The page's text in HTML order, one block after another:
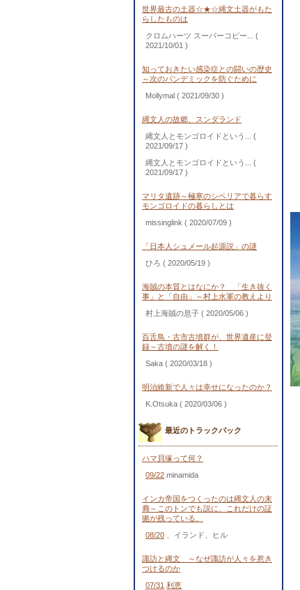
世界最古の土器☆★☆縄文土器がもた
らしたものは
クロムハーツ スーパーコピー... (
2021/10/01 )
知っておきたい感染症との闘いの歴史
～次のパンデミックを防ぐために
Mollymal ( 2021/09/30 )
縄文人の故郷、スンダランド
縄文人とモンゴロイドという... (
2021/09/17 )
縄文人とモンゴロイドという... (
2021/09/17 )
マリタ遺跡～極寒のシベリアで暮らす
モンゴロイドの暮らしとは
missinglink ( 2020/07/09 )
「日本人シュメール起源説」の謎
ひろ ( 2020/05/19 )
海賊の本質とはなにか？ 「生き抜く
事」と「自由」～村上水軍の教えより
村上海賊の息子 ( 2020/05/06 )
百舌鳥・古市古墳群が、世界遺産に登
録～古墳の謎を解く！
Saka ( 2020/03/18 )
明治維新で人々は幸せになったのか？
K.Otsuka ( 2020/03/06 )
最近のトラックバック
ハマ貝塚って何？
09/22 minamida
インカ帝国をつくったのは縄文人の末
裔～このトンでも説に、これだけの証
拠が残っている。
08/20
、イランド、ヒル
諏訪と縄文 ～なぜ諏訪が人々を惹き
つけるのか
07/31 利恵